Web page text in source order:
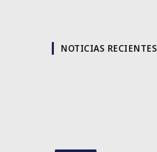
NOTICIAS RECIENTES